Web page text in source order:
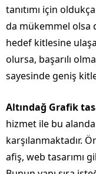
tanıtımı için
da mükemmel olsa
hedef kitlesine
olursa, başarılı
sayesinde geniş
Altındağ Grafik
hizmet ile bu
karşılanmaktadır.
afiş, web tasarımı